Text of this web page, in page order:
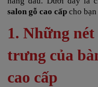
salon gỗ cao cấp cho
1. Những
trưng của
cao cấp